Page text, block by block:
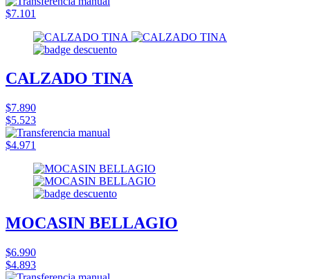
$7.101
CALZADO TINA
$7.890
$5.523
$4.971
MOCASIN BELLAGIO
$6.990
$4.893